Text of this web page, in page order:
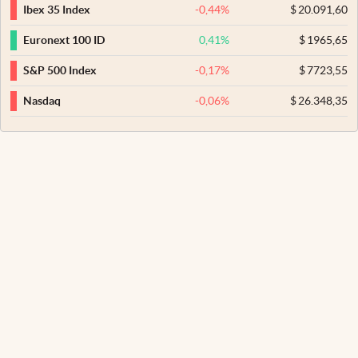
Ibex 35 Index
-0,44% $20.091,60
Euronext 100 ID 0,41% $1965,65
S&P 500 Index -0,17% $7723,55
Nasdaq -0,06% $26.348,35